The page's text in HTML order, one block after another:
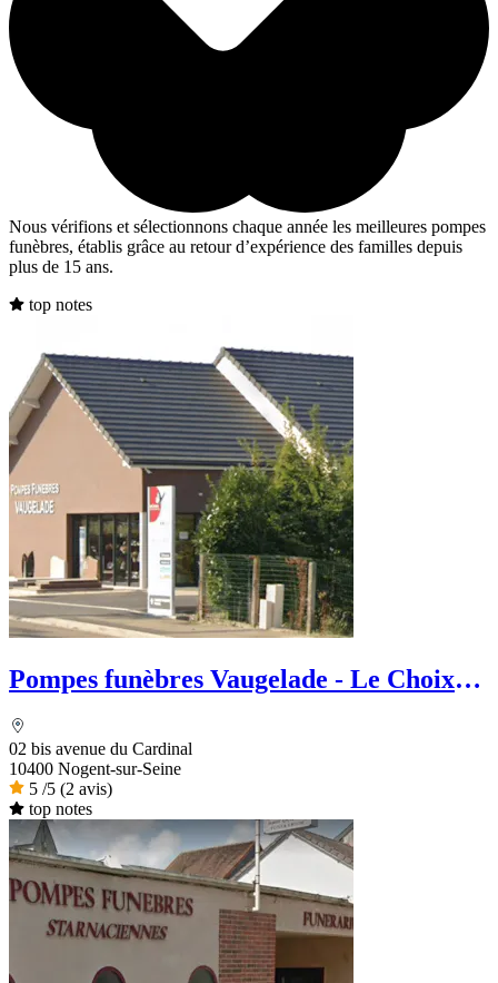
Nous vérifions et sélectionnons chaque année les meilleures pompes
funèbres, établis grâce au retour d’expérience des familles depuis
plus de 15 ans.
top notes
Pompes funèbres Vaugelade - Le Choix
02 bis avenue du Cardinal
10400 Nogent-sur-Seine
5 /5 (2 avis)
top notes